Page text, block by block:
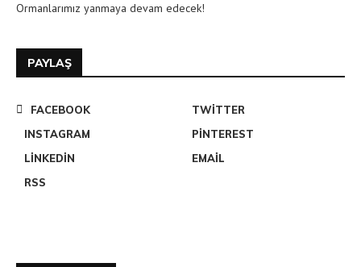
Ormanlarımız yanmaya devam edecek!
PAYLAŞ
FACEBOOK
TWITTER
INSTAGRAM
PINTEREST
LINKEDIN
EMAIL
RSS